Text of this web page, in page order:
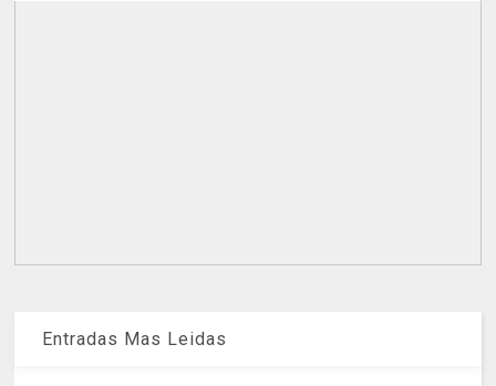
Entradas Mas Leidas